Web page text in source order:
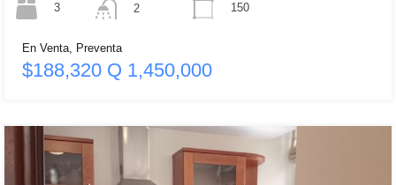
3
2
150
En Venta, Preventa
$188,320 Q 1,450,000